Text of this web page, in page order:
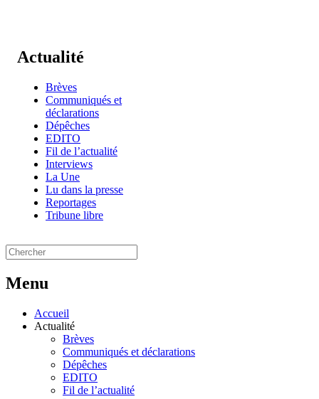
Actualité
Brèves
Communiqués et
déclarations
Dépêches
EDITO
Fil de l’actualité
Interviews
La Une
Lu dans la presse
Reportages
Tribune libre
Menu
Accueil
Actualité
Brèves
Communiqués et déclarations
Dépêches
EDITO
Fil de l’actualité